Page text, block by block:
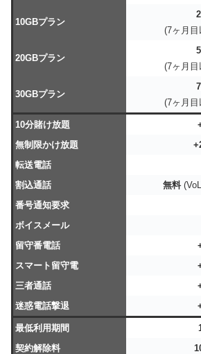
10GBプラン
(7ヶ月
20GBプラン
(7ヶ月
30GBプラン
(7ヶ月
10分賭け放題
無制限かけ放題
転送電話
割込通話
無料
番号通知要求
ボイスメール
留守番電話
スマート留守電
三者通話
迷惑電話撃退
最低利用期間
契約解除料